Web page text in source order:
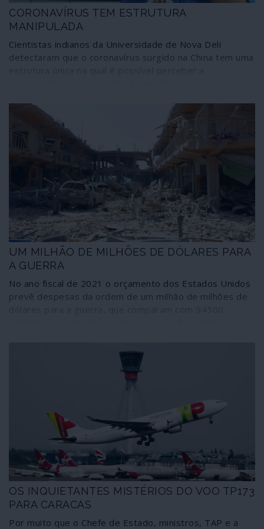
CORONAVÍRUS TEM ESTRUTURA
MANIPULADA
Cientistas indianos da Universidade de Nova Deli
detectaram que o coronavírus surgido na China tem uma
cientistas – das investigações que efectuaram sobre o
2019-nCoV. Entretanto, outros especialistas recordam
que o tratamento com medicamentos contra o HIV de
doentes vítimas da epidemia na China tem registado
alguns êxitos. Apesar dos condicionalismos existentes
ainda em torno da investigação indiana, mas tendo a
certeza de que o assunto não cabe na comunicação
social corporativa, O Lado Oculto faz eco desta
informação para que seja integrada no quadro dos
dados a reter sobre o grande e necessário debate em
torno do 2019-nCoV como eventual criação humana.
UM MILHÃO DE MILHÕES DE DÓLARES PARA
A GUERRA
No ano fiscal de 2021 o orçamento dos Estados Unidos
prevê despesas da ordem de um milhão de milhões de
quatro meses terem morrido 10 mil cidadãos norte-
americanos vítimas de gripe comum. São estas as
prioridades do regime de Washington, que se diz
inquieto com “o ressurgimento de Estados nacionais
rivais, nomeadamente a China e a Rússia”. É preciso, diz
o documento, “aumentar a nossa vantagem bélica”
sobre esses e outros países.
OS INQUIETANTES MISTÉRIOS DO VOO TP173
PARA CARACAS
Por muito que o Chefe de Estado, ministros, TAP e a